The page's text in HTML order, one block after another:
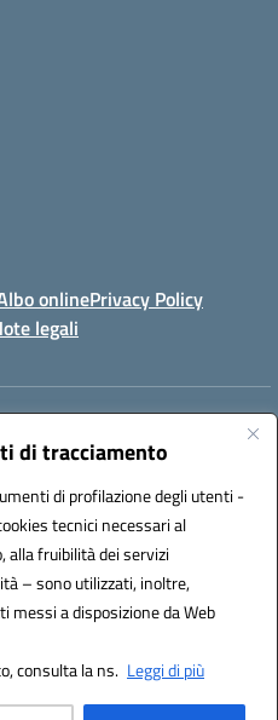
di tracciamento
di profilazione degli utenti -
tecnici necessari al
fruibilità dei servizi
– sono utilizzati, inoltre,
a disposizione da Web
consulta la ns. Leggi di più
onlinePrivacy Policy
legali
by 3D Solution S.r.l.
by Designers Italia